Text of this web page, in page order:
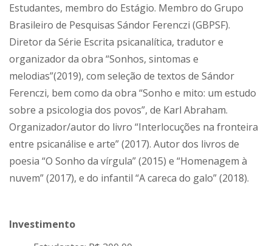
Estudantes, membro do Estágio. Membro do Grupo
Brasileiro de Pesquisas Sándor Ferenczi (GBPSF).
Diretor da Série Escrita psicanalítica, tradutor e
organizador da obra “Sonhos, sintomas e
melodias”(2019), com seleção de textos de Sándor
Ferenczi, bem como da obra “Sonho e mito: um estudo
sobre a psicologia dos povos”, de Karl Abraham.
Organizador/autor do livro “Interlocuções na fronteira
entre psicanálise e arte” (2017). Autor dos livros de
poesia “O Sonho da vírgula” (2015) e “Homenagem à
nuvem” (2017), e do infantil “A careca do galo” (2018).
Investimento